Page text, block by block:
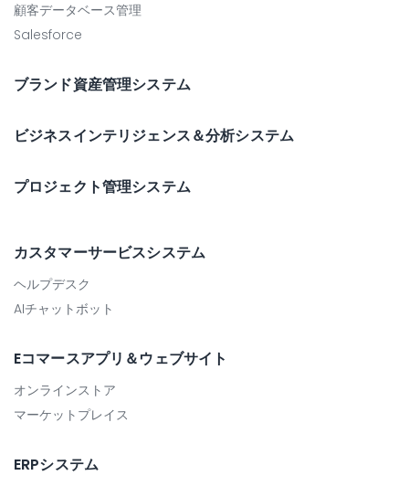
顧客データベース管理
Salesforce
ブランド資産管理システム
ビジネスインテリジェンス＆分析システム
プロジェクト管理システム
カスタマーサービスシステム
ヘルプデスク
AIチャットボット
Eコマースアプリ＆ウェブサイト
オンラインストア
マーケットプレイス
ERPシステム